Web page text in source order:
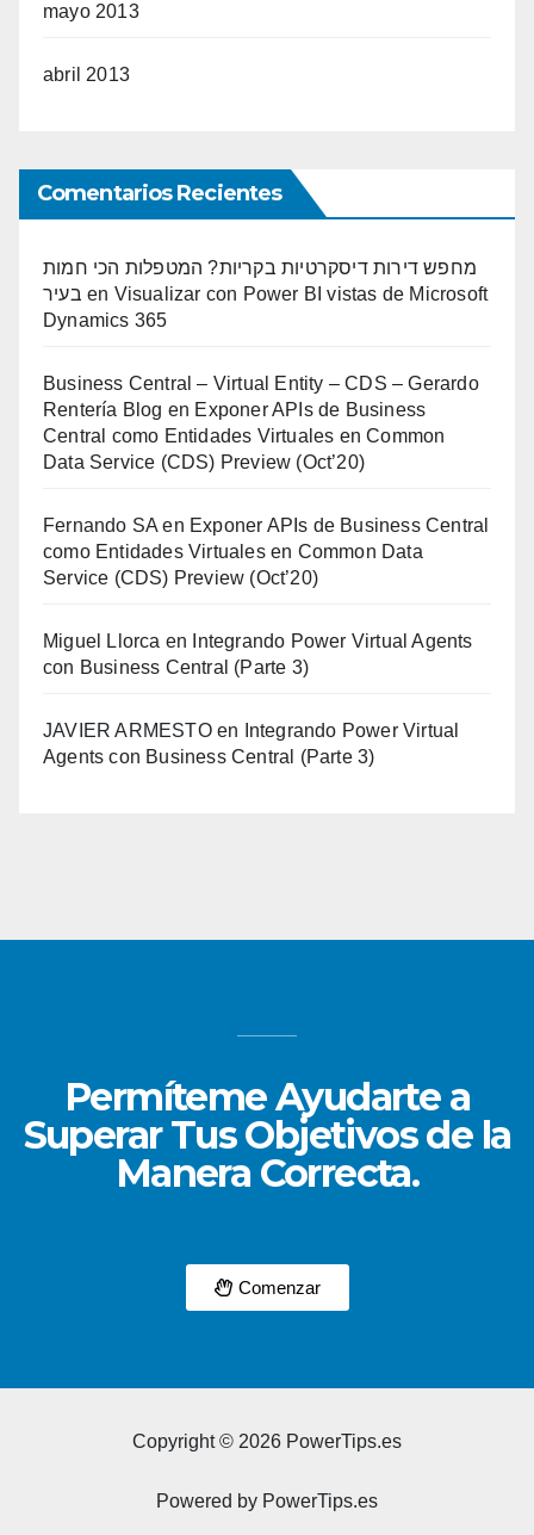
mayo 2013
abril 2013
Comentarios Recientes
מחפש דירות דיסקרטיות בקריות? המטפלות הכי חמות
בעיר en Visualizar con Power BI vistas de Microsoft
Dynamics 365
Business Central – Virtual Entity – CDS – Gerardo
Rentería Blog en Exponer APIs de Business
Central como Entidades Virtuales en Common
Data Service (CDS) Preview (Oct’20)
Fernando SA en Exponer APIs de Business Central
como Entidades Virtuales en Common Data
Service (CDS) Preview (Oct’20)
Miguel Llorca en
Integrando Power Virtual Agents
con Business Central (Parte 3)
JAVIER ARMESTOen
Integrando Power Virtual
Agents con Business Central (Parte 3)
Permíteme Ayudarte a
Superar Tus Objetivos de la
Manera Correcta.
Comenzar
Copyright © 2026 PowerTips.es
Powered by PowerTips.es